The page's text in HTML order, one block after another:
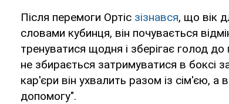
Після перемоги Ортіс зізнався, що вік
словами кубинця, він почувається
тренуватися щодня і зберігає голод
не збирається затримуватися в боксі
кар'єри він ухвалить разом із сім'єю,
допомогу".